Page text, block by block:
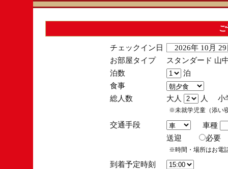
チェックイン日
2026年 10月
お部屋タイプ
スタンダード 山
泊数
泊
食事
総人数
大人 人 小
※未就学児童（添い
交通手段
車種
送迎
必
※時間・場所はお電
到着予定時刻